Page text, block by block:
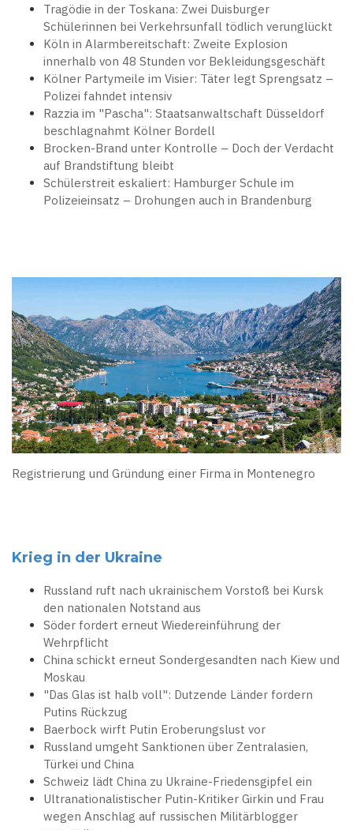
Tragödie in der Toskana: Zwei Duisburger
Schülerinnen bei Verkehrsunfall tödlich verunglückt
Köln in Alarmbereitschaft: Zweite Explosion
innerhalb von 48 Stunden vor Bekleidungsgeschäft
Kölner Partymeile im Visier: Täter legt Sprengsatz –
Polizei fahndet intensiv
Razzia im "Pascha": Staatsanwaltschaft Düsseldorf
beschlagnahmt Kölner Bordell
Brocken-Brand unter Kontrolle – Doch der Verdacht
auf Brandstiftung bleibt
Schülerstreit eskaliert: Hamburger Schule im
Polizeieinsatz – Drohungen auch in Brandenburg
Registrierung und Gründung einer Firma in Montenegro
Krieg in der Ukraine
Russland ruft nach ukrainischem Vorstoß bei Kursk
den nationalen Notstand aus
Söder fordert erneut Wiedereinführung der
Wehrpflicht
China schickt erneut Sondergesandten nach Kiew und
Moskau
"Das Glas ist halb voll": Dutzende Länder fordern
Putins Rückzug
Baerbock wirft Putin Eroberungslust vor
Russland umgeht Sanktionen über Zentralasien,
Türkei und China
Schweiz lädt China zu Ukraine-Friedensgipfel ein
Ultranationalistischer Putin-Kritiker Girkin und Frau
wegen Anschlag auf russischen Militärblogger